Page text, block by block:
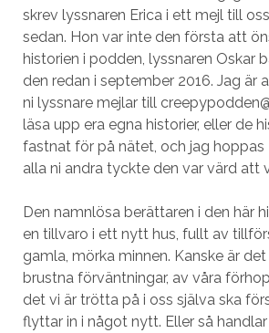
skrev lyssnaren Erica i ett mejl till
sedan. Hon var inte den första att
historien i podden, lyssnaren Oskar
den redan i september 2016. Jag är
ni lyssnare mejlar till
läsa upp era egna historier, eller de
fastnat för på nätet, och jag hoppas
alla ni andra tyckte den var värd att
Den namnlösa berättaren i den här
en tillvaro i ett nytt hus, fullt av
gamla, mörka minnen. Kanske är
brustna förväntningar, av våra
det vi är trötta på i oss själva ska
flyttar in i något nytt. Eller så